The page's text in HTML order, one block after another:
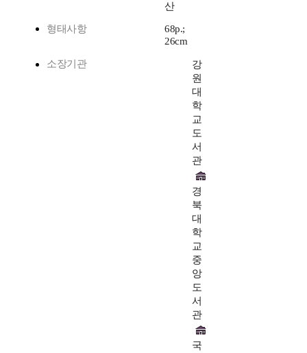
산
형태사항
68p.;
26cm
소장기관
강
원
대
학
교
도
서
관
경
북
대
학
교
중
앙
도
서
관
국